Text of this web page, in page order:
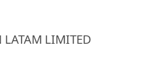
LATAM LIMITED